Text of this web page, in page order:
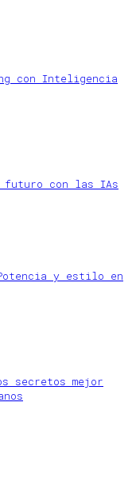
con Inteligencia
con las IAs
y estilo en
secretos mejor